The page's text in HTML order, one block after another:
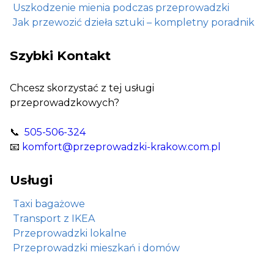
Uszkodzenie mienia podczas przeprowadzki
Jak przewozić dzieła sztuki – kompletny poradnik
Szybki Kontakt
Chcesz skorzystać z tej usługi
przeprowadzkowych?
📞 505-506-324
📧 komfort@przeprowadzki-krakow.com.pl
Usługi
Taxi bagażowe
Transport z IKEA
Przeprowadzki lokalne
Przeprowadzki mieszkań i domów